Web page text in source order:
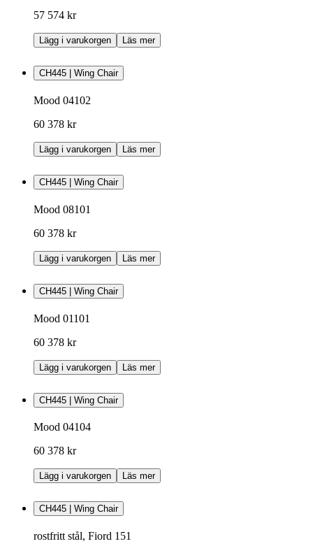
57 574 kr
Lägg i varukorgen Läs mer
CH445 | Wing Chair
Mood 04102
60 378 kr
Lägg i varukorgen Läs mer
CH445 | Wing Chair
Mood 08101
60 378 kr
Lägg i varukorgen Läs mer
CH445 | Wing Chair
Mood 01101
60 378 kr
Lägg i varukorgen Läs mer
CH445 | Wing Chair
Mood 04104
60 378 kr
Lägg i varukorgen Läs mer
CH445 | Wing Chair
rostfritt stål, Fiord 151